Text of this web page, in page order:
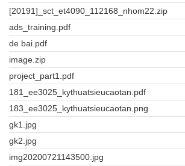
[20191]_sct_et4090_112168_nhom22.zip
ads_training.pdf
de bai.pdf
image.zip
project_part1.pdf
181_ee3025_kythuatsieucaotan.pdf
183_ee3025_kythuatsieucaotan.png
gk1.jpg
gk2.jpg
img20200721143500.jpg